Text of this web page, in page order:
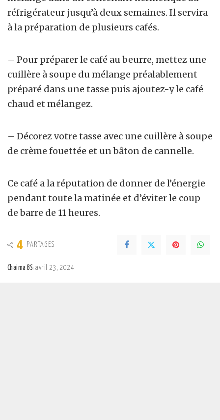
réfrigérateur jusqu’à deux semaines. Il servira
à la préparation de plusieurs cafés.
– Pour préparer le café au beurre, mettez une
cuillère à soupe du mélange préalablement
préparé dans une tasse puis ajoutez-y le café
chaud et mélangez.
– Décorez votre tasse avec une cuillère à soupe
de crème fouettée et un bâton de cannelle.
Ce café a la réputation de donner de l’énergie
pendant toute la matinée et d’éviter le coup
de barre de 11 heures.
4 PARTAGES
Chaima BS avril 23, 2024